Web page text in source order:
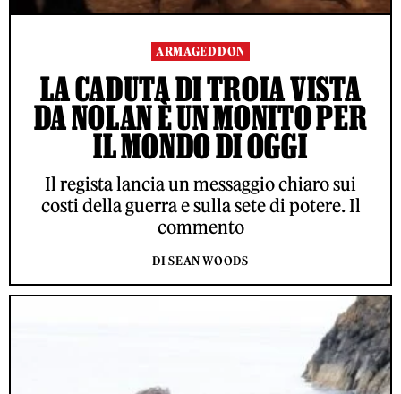
ARMAGEDDON
LA CADUTA DI TROIA VISTA
DA NOLAN È UN MONITO PER
IL MONDO DI OGGI
Il regista lancia un messaggio chiaro sui
costi della guerra e sulla sete di potere. Il
commento
DI SEAN WOODS